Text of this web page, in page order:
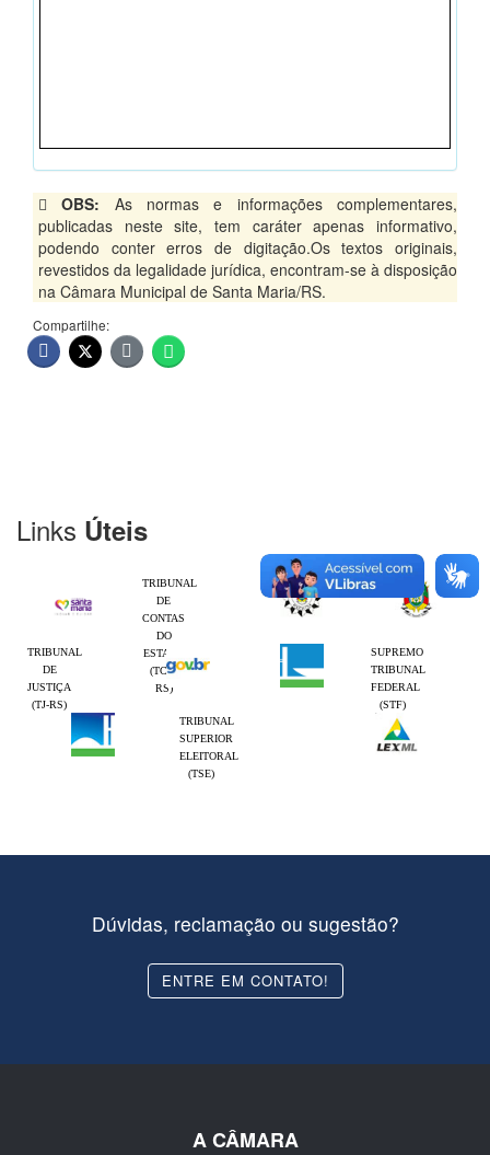
OBS: As normas e informações complementares,
publicadas neste site, tem caráter apenas informativo,
podendo conter erros de digitação.Os textos originais,
revestidos da legalidade jurídica, encontram-se à disposição
na Câmara Municipal de Santa Maria/RS.
Compartilhe:
Links Úteis
TRIBUNAL
DE
CONTAS
DO
ESTADO
(TCE-
RS)
TRIBUNAL
DE
JUSTIÇA
(TJ-RS)
SUPREMO
TRIBUNAL
FEDERAL
(STF)
TRIBUNAL
SUPERIOR
ELEITORAL
(TSE)
Dúvidas, reclamação ou sugestão?
ENTRE EM CONTATO!
A CÂMARA